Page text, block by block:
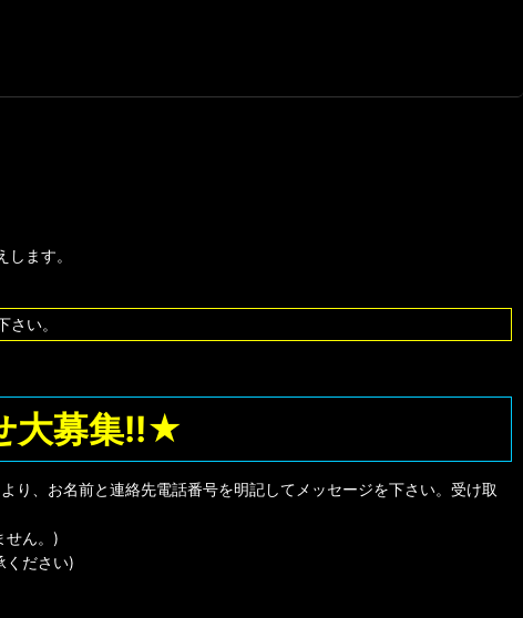
ます。
さい。
大募集!!★
より、お名前と連絡先電話番号を明記してメッセージを下さい。受け取
せん。)
ください)